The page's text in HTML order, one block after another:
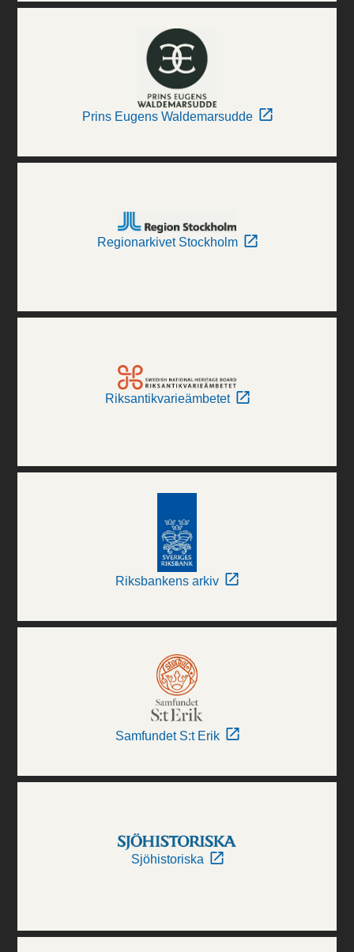
Prins Eugens Waldemarsudde
Regionarkivet Stockholm
Riksantikvarieämbetet
Riksbankens arkiv
Samfundet S:t Erik
Sjöhistoriska